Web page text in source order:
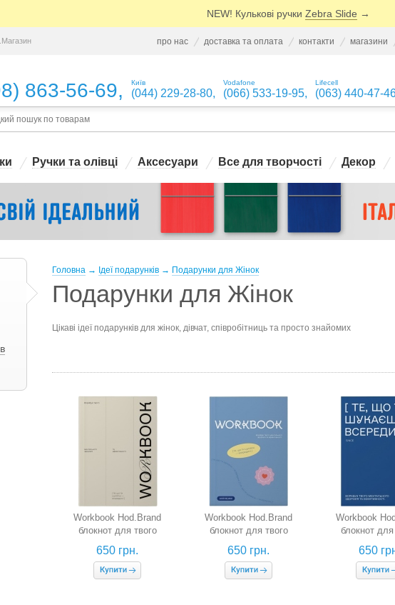
NEW! Кулькові ручки Zebra Slide →
про нас доставка та оплата контакти магазини
863-56-69, Київ
(044) 229-28-80,
Vodafone
(066) 533-19-95,
Lifecell
(063) 440-47-
Ручки та олівці Аксесуари Все для творчості Декор
Головна → Ідеї подарунків → Подарунки для Жінок
Подарунки для Жінок
Цікаві ідеї подарунків для жінок, дівчат, співробітниць та просто знайомих
Workbook Hod.Brand
блокнот для твого
ментального здоров'я та
ефективності (бежевий)
650 грн.
Workbook Hod.Brand
блокнот для твого
ментального здоров'я та
ефективності (блакитний)
650 грн.
Workbook
блокнот для
ментального
ефективності
650